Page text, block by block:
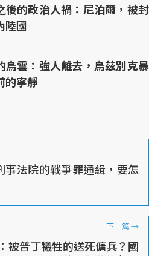
後的政治人禍：尼泊爾，被封
陸國
烏雲：強人離去，烏茲別克暴
的寧靜
事法院的戰爭罪通緝，要怎
下一篇→
被普丁犧牲的送死傭兵？國